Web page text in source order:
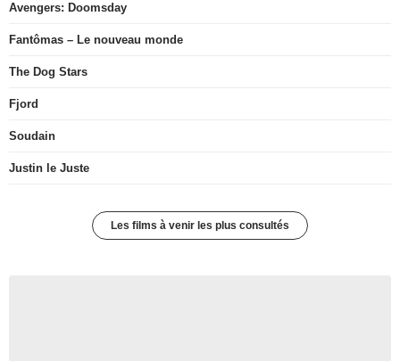
Avengers: Doomsday
Fantômas – Le nouveau monde
The Dog Stars
Fjord
Soudain
Justin le Juste
Les films à venir les plus consultés